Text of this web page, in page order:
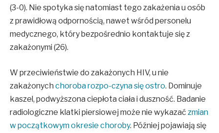
(3-0). Nie spotyka się natomiast tego zakażenia u osób
z prawidłową odpornością, nawet wśród personelu
medycznego, który bezpośrednio kontaktuje się z
zakażonymi (26).
W przeciwieństwie do zakażonych HIV, u nie
zakażonych choroba rozpo-czyna się ostro. Dominuje
kaszel, podwyższona ciepłota ciała i duszność. Badanie
radiologiczne klatki piersiowej może nie wykazać zmian
w początkowym okresie choroby. Później pojawiają się